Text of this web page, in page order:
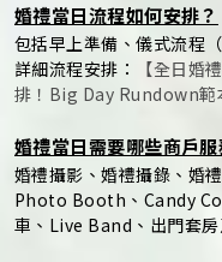
婚禮當日流程如何安排？
包括早上準備、儀式流程
詳細流程安排：
【全日婚
排！Big Day Rundown範
婚禮當日需要哪些商戶服
婚禮攝影、婚禮攝錄、婚
Photo Booth、Candy
車、Live Band、出門套房